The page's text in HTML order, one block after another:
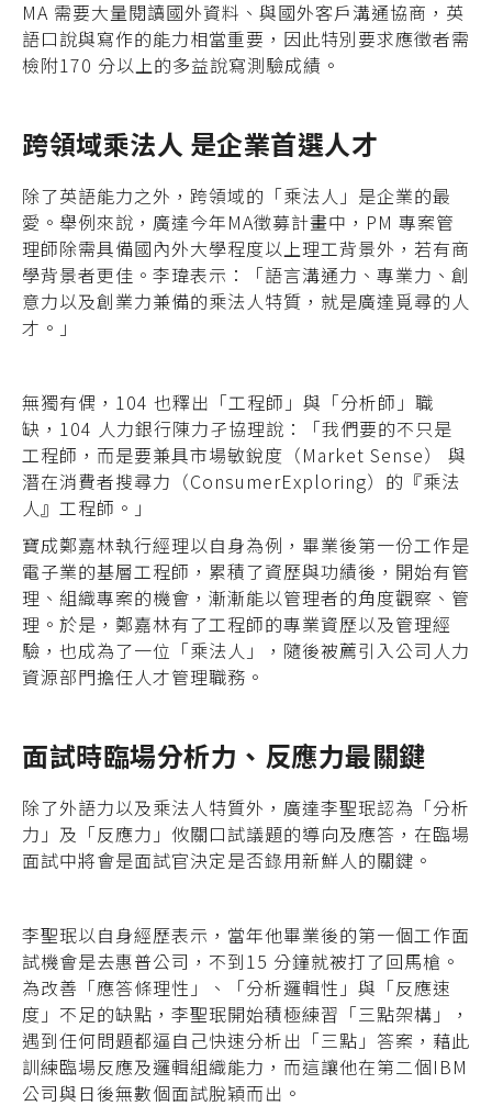
MA 需要大量閱讀國外資料、與國外客戶溝通協商，英
語口說與寫作的能力相當重要，因此特別要求應徵者需
檢附170 分以上的多益說寫測驗成績。
跨領域乘法人 是企業首選人才
除了英語能力之外，跨領域的「乘法人」是企業的最
愛。舉例來說，廣達今年MA徵募計畫中，PM 專案管
理師除需具備國內外大學程度以上理工背景外，若有商
學背景者更佳。李瑋表示：「語言溝通力、專業力、創
意力以及創業力兼備的乘法人特質，就是廣達覓尋的人
才。」
無獨有偶，104 也釋出「工程師」與「分析師」職
缺，104 人力銀行陳力孑協理說：「我們要的不只是
工程師，而是要兼具市場敏銳度（Market Sense） 與
潛在消費者搜尋力（ConsumerExploring）的『乘法
人』工程師。」
寶成鄭嘉林執行經理以自身為例，畢業後第一份工作是
電子業的基層工程師，累積了資歷與功績後，開始有管
理、組織專案的機會，漸漸能以管理者的角度觀察、管
理。於是，鄭嘉林有了工程師的專業資歷以及管理經
驗，也成為了一位「乘法人」，隨後被薦引入公司人力
資源部門擔任人才管理職務。
面試時臨場分析力、反應力最關鍵
除了外語力以及乘法人特質外，廣達李聖珉認為「分析
力」及「反應力」攸關口試議題的導向及應答，在臨場
面試中將會是面試官決定是否錄用新鮮人的關鍵。
李聖珉以自身經歷表示，當年他畢業後的第一個工作面
試機會是去惠普公司，不到15 分鐘就被打了回馬槍。
為改善「應答條理性」、「分析邏輯性」與「反應速
度」不足的缺點，李聖珉開始積極練習「三點架構」，
遇到任何問題都逼自己快速分析出「三點」答案，藉此
訓練臨場反應及邏輯組織能力，而這讓他在第二個IBM
公司與日後無數個面試脫穎而出。